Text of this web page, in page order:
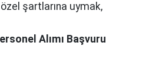
özel şartlarına uymak,
Alımı Başvuru